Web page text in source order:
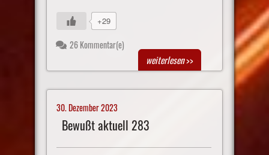
+29
26 Kommentar(e)
weiterlesen>>
30. Dezember 2023
Bewußt aktuell 283